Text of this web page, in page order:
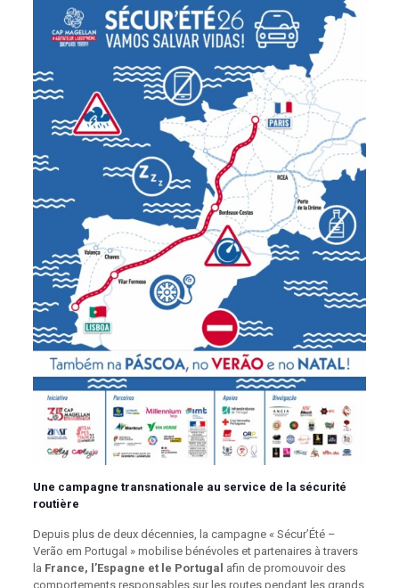
Une campagne transnationale au service de la sécurité
routière
Depuis plus de deux décennies, la campagne « Sécur’Été –
Verão em Portugal » mobilise bénévoles et partenaires à travers
la France, l’Espagne et le Portugal afin de promouvoir des
comportements responsables sur les routes pendant les grands